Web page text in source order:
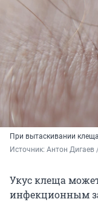
При вытаскивании
Источник: Антон Дигаев /
Укус клеща
инфекционным